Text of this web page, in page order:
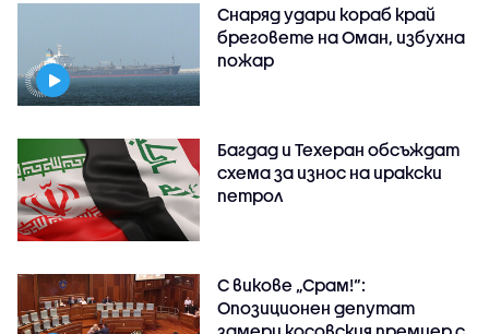
Снаряд удари кораб край
бреговете на Оман, избухна
пожар
Багдад и Техеран обсъждат
схема за износ на иракски
петрол
С викове „Срам!“:
Опозиционен депутат